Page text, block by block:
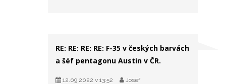
RE: RE: RE: RE: F-35 v českých barvách
a šéf pentagonu Austin v ČR.
12.09.2022 v 13:52 Josef